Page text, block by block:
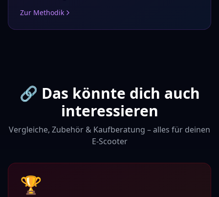
Zur Methodik
🔗 Das könnte dich auch
interessieren
Vergleiche, Zubehör & Kaufberatung – alles für deinen
E-Scooter
🏆